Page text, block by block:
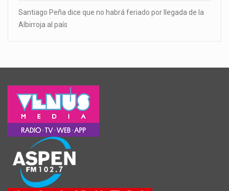
Santiago Peña dice que no habrá feriado por llegada de la
Albirroja al país